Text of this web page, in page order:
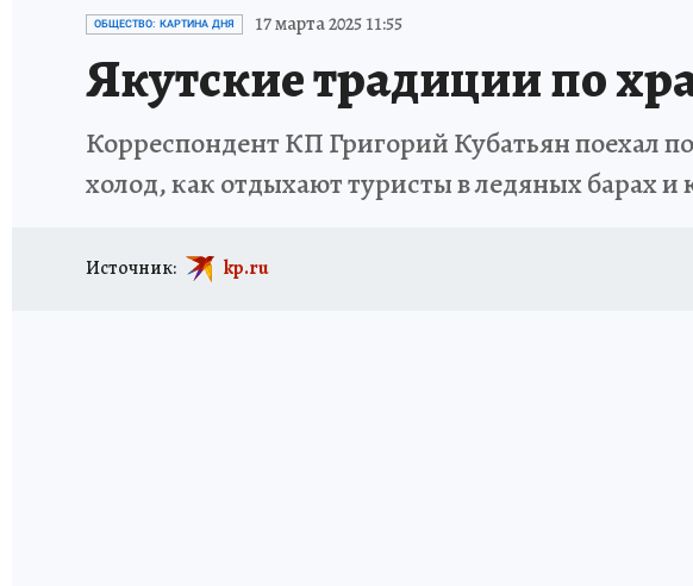
ИСПЫТАНО НА СЕБЕ
ОБЩЕСТВО: КАРТИНА ДНЯ 17 марта 2025 11:55
Якутские традиции по
Корреспондент КП Григорий Кубатьян поехал
холод, как отдыхают туристы в ледяных барах
Источник: kp.ru